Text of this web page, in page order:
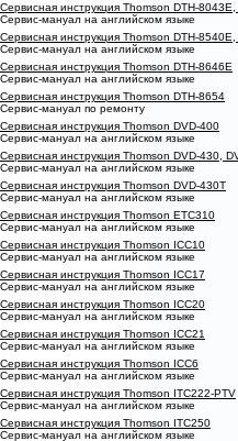
Сервисная инструкция Thomson DTH-
Сервис-мануал на английском языке
Сервисная инструкция Thomson DTH-
Сервис-мануал на английском языке
Сервисная инструкция Thomson DTH-8646E
Сервис-мануал на английском языке
Сервисная инструкция Thomson DTH-8654
Сервис-мануал по ремонту
Сервисная инструкция Thomson DVD-400
Сервис-мануал на английском языке
Сервисная инструкция Thomson DVD-430,
Сервис-мануал на английском языке
Сервисная инструкция Thomson DVD-430T
Сервис-мануал на английском языке
Сервисная инструкция Thomson ETC310
Сервис-мануал на английском языке
Сервисная инструкция Thomson ICC10
Сервис-мануал на английском языке
Сервисная инструкция Thomson ICC17
Сервис-мануал на английском языке
Сервисная инструкция Thomson ICC20
Сервис-мануал на английском языке
Сервисная инструкция Thomson ICC21
Сервис-мануал на английском языке
Сервисная инструкция Thomson ICC6
Сервис-мануал на английском языке
Сервисная инструкция Thomson ITC222-PTV
Сервис-мануал на английском языке
Сервисная инструкция Thomson ITC250
Сервис-мануал на английском языке